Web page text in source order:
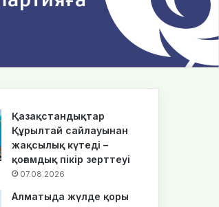
Қазақстандықтар
Құрылтай сайлауынан
жақсылық күтеді –
қоғамдық пікір зерттеуі
07.08.2026
Алматыда жүлде қоры